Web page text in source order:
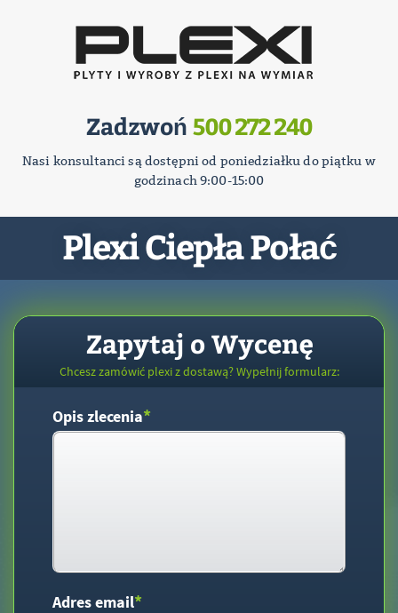
Zadzwoń 500 272 240
Nasi konsultanci są dostępni od poniedziałku do piątku w
godzinach 9:00-15:00
Plexi Ciepła Połać
Zapytaj o Wycenę
Chcesz zamówić plexi z dostawą? Wypełnij formularz:
Opis zlecenia*
Adres email*